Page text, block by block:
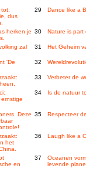
tot:
dus
29 Dance like a
herken je 30 Nature is part
zal
31 Het Geheim
'De
32
33 Verbeter de
34 Is de natuur
Deze 35 Respecteer
het
36 Laugh like a
en
37
Oceanen
levende